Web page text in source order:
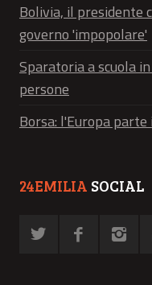
Bolivia, il presidente
governo 'impopolare'
Sparatoria a scuola
persone
Borsa: l'Europa
24EMILIA SOCIAL